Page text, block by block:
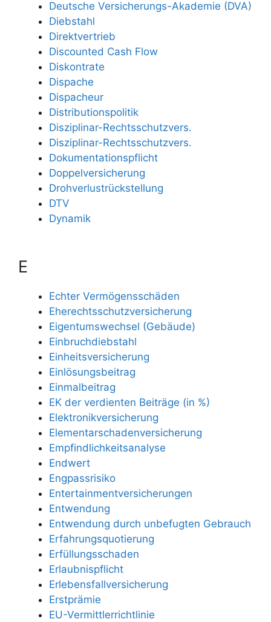
Deutsche Versicherungs-Akademie (DVA)
Diebstahl
Direktvertrieb
Discounted Cash Flow
Diskontrate
Dispache
Dispacheur
Distributionspolitik
Disziplinar-Rechtsschutzvers.
Disziplinar-Rechtsschutzvers.
Dokumentationspflicht
Doppelversicherung
Drohverlustrückstellung
DTV
Dynamik
E
Echter Vermögensschäden
Eherechtsschutzversicherung
Eigentumswechsel (Gebäude)
Einbruchdiebstahl
Einheitsversicherung
Einlösungsbeitrag
Einmalbeitrag
EK der verdienten Beiträge (in %)
Elektronikversicherung
Elementarschadenversicherung
Empfindlichkeitsanalyse
Endwert
Engpassrisiko
Entertainmentversicherungen
Entwendung
Entwendung durch unbefugten Gebrauch
Erfahrungsquotierung
Erfüllungsschaden
Erlaubnispflicht
Erlebensfallversicherung
Erstprämie
EU-Vermittlerrichtlinie